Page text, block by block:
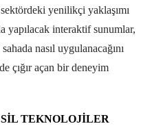
yenilikçi yaklaşımı
yapılacak interaktif sunumlar,
nasıl uygulanacağını
çığır açan bir deneyim
TEKNOLOJİLER